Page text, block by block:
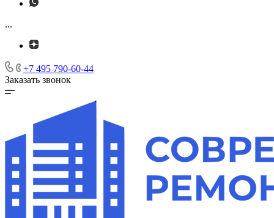
...
+7 495 790-60-44
Заказать звонок